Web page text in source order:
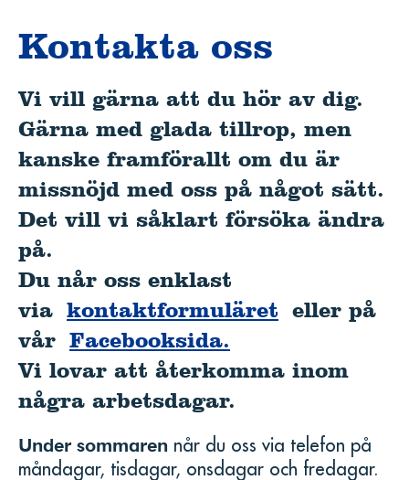
Kontakta oss
Vi vill gärna att du hör av dig.
Gärna med glada tillrop, men
kanske framförallt om du är
missnöjd med oss på något sätt.
Det vill vi såklart försöka ändra
på.
Du når oss enklast
via kontaktformuläret eller på
vår Facebooksida.
Vi lovar att återkomma inom
några arbetsdagar.
Under sommaren når du oss via telefon på
måndagar, tisdagar, onsdagar och fredagar.